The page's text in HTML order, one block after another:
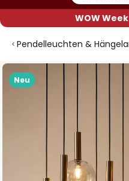
WOW
Pendelleuchten &
Neu
Zum
Ende